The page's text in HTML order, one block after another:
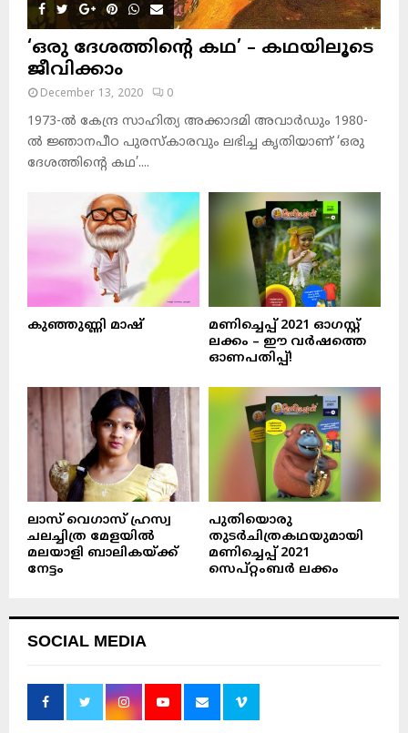
‘ഒരു ദേശത്തിന്റെ കഥ’ – കഥയിലൂടെ
ജീവിക്കാം
December 13, 2020 0
1973-ല്‍ കേന്ദ്ര സാഹിത്യ അക്കാദമി അവാര്‍ഡും 1980-
ല്‍ ജ്ഞാനപീഠ പുരസ്‌കാരവും ലഭിച്ച കൃതിയാണ് ‘ഒരു
ദേശത്തിന്റെ കഥ’....
കുഞ്ഞുണ്ണി മാഷ്‌
മണിച്ചെപ്പ് 2021 ഓഗസ്റ്റ്
ലക്കം – ഈ വർഷത്തെ
ഓണപതിപ്പ്!
ലാസ് വെഗാസ് ഹ്രസ്വ
ചലച്ചിത്ര മേളയിൽ
മലയാളി ബാലികയ്ക്ക്
നേട്ടം
പുതിയൊരു
തുടർചിത്രകഥയുമായി
മണിച്ചെപ്പ് 2021
സെപ്റ്റംബർ ലക്കം
SOCIAL MEDIA